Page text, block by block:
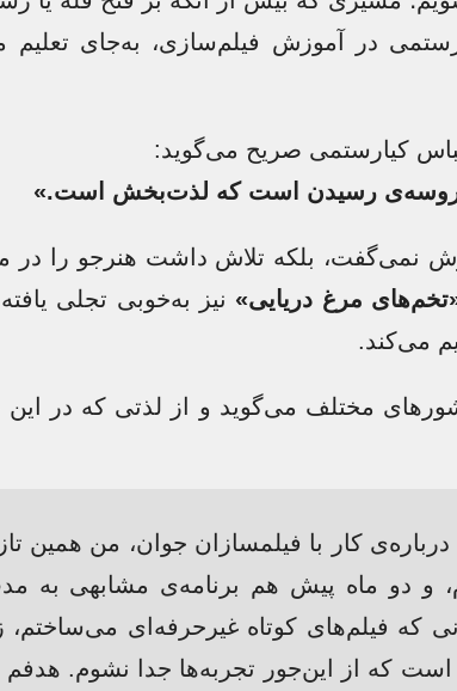
در آموزش فیلم‌سازی، به‌جای تعلیم
کیارستمی صریح می‌گوید:
پروسه‌ی رسیدن است که لذت‌بخش است.»
نمی‌گفت، بلکه تلاش داشت هنرجو را در
مرغ دریایی» نیز به‌خوبی تجلی
می‌کند.
مختلف می‌گوید و از لذتی که در
کار با فیلمسازان جوان، من همین
و دو ماه پیش هم برنامه‌ی مشابهی به
که فیلم‌های کوتاه غیرحرفه‌ای می‌ساختم،
که از این‌جور تجربه‌ها جدا نشوم. هدفم